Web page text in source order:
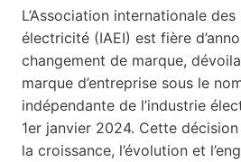
L’Association internationale
électricité (IAEI) est fière
changement de marque,
marque d’entreprise sous le
indépendante de l’industrie
1er janvier 2024. Cette
la croissance, l’évolution et